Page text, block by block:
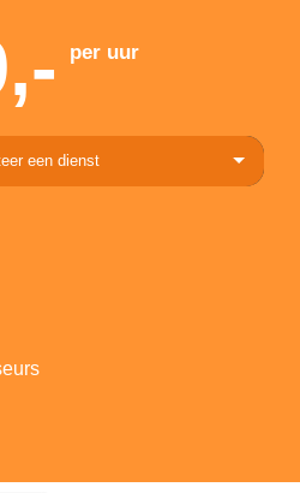
per uur
een dienst